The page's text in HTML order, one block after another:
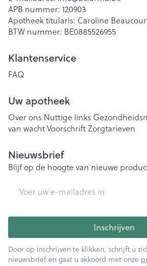
APB nummer: 120903
Apotheek titularis: Caroline
BTW nummer: BE0885526955
Klantenservice
FAQ
Uw apotheek
Over ons Nuttige links
van wachtVoorschriftZorgtarieven
Nieuwsbrief
Blijf op de hoogte van nieuwe
Inschrijven
Door op inschrijven te klikken, schrijft u
nieuwsbrief en gaat u akkoord met onze